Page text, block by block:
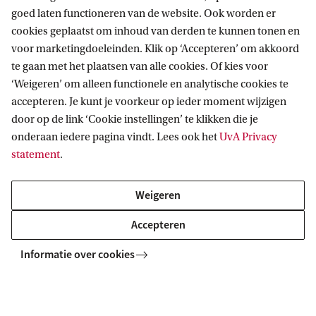
Informatie voor
Bachelorstudiekiezers
Masterstudiekiezers
UvA-studenten
Medewerkers
Journalisten
Alumni
Schooldecanen en vakdocenten
Externen
Direct naar
Webmail
Bibliotheek
Vacatures
Huisstijl
Contact
UvA op social media
Volg UvA op sociale media
goed laten functioneren van de website. Ook worden er
cookies geplaatst om inhoud van derden te kunnen tonen en
voor marketingdoeleinden. Klik op ‘Accepteren’ om akkoord
te gaan met het plaatsen van alle cookies. Of kies voor
‘Weigeren’ om alleen functionele en analytische cookies te
accepteren. Je kunt je voorkeur op ieder moment wijzigen
door op de link ‘Cookie instellingen’ te klikken die je
onderaan iedere pagina vindt. Lees ook hetUvA Privacy
statement.
Weigeren
Accepteren
Informatie over cookies